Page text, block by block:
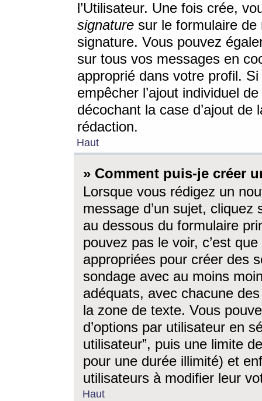
l’Utilisateur. Une fois crée,
signature sur le formulaire de
signature. Vous pouvez
sur tous vos messages en
approprié dans votre profil.
empêcher l’ajout individuel
décochant la case d’ajout
rédaction.
Haut
» Comment puis-je créer
Lorsque vous rédigez un
message d’un sujet, cliquez
au dessous du formulaire
pouvez pas le voir, c’est
appropriées pour créer des
sondage avec au moins
adéquats, avec chacune
la zone de texte. Vous
d’options par utilisateur en
utilisateur”, puis une limite
pour une durée illimité) et
utilisateurs à modifier leur
Haut